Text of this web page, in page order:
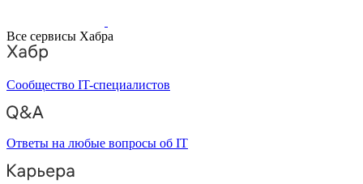
Все сервисы Хабра
Сообщество IT-специалистов
Ответы на любые вопросы об IT